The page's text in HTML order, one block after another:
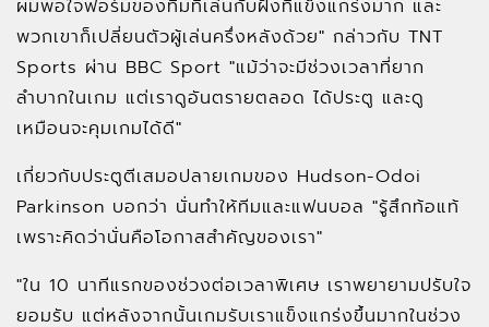
ผมพอใจฟอร์มของทีมที่เล่นกับฝั่งที่แข็งแกร่งมาก และ
พวกเขาก็เปลี่ยนตัวผู้เล่นครึ่งหลังด้วย" กล่าวกับ TNT
Sports ผ่าน BBC Sport "แม้ว่าจะมีช่วงเวลาที่ยาก
ลำบากในเกม แต่เราดูอันตรายตลอด ได้ประตู และดู
เหมือนจะคุมเกมได้ดี"
เกี่ยวกับประตูตีเสมอปลายเกมของ Hudson-Odoi
Parkinson บอกว่า นั่นทำให้ทีมและแฟนบอล "รู้สึกท้อแท้
เพราะคิดว่านั่นคือโอกาสสำคัญของเรา"
"ใน 10 นาทีแรกของช่วงต่อเวลาพิเศษ เราพยายามปรับใจ
ยอมรับ แต่หลังจากนั้นเกมรับเราแข็งแกร่งขึ้นมากในช่วง